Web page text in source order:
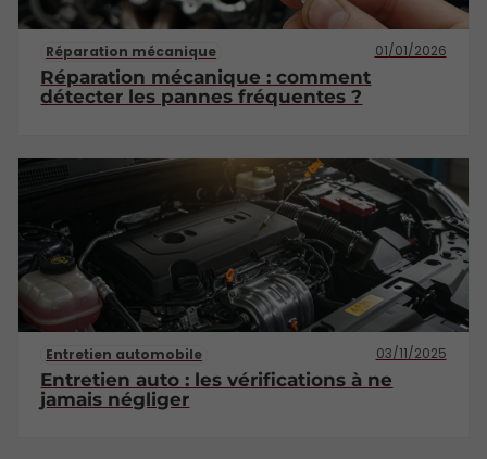
Réparation mécanique 01/01/2026
Réparation mécanique : comment
détecter les pannes fréquentes ?
Entretien automobile 03/11/2025
Entretien auto : les vérifications à ne
jamais négliger